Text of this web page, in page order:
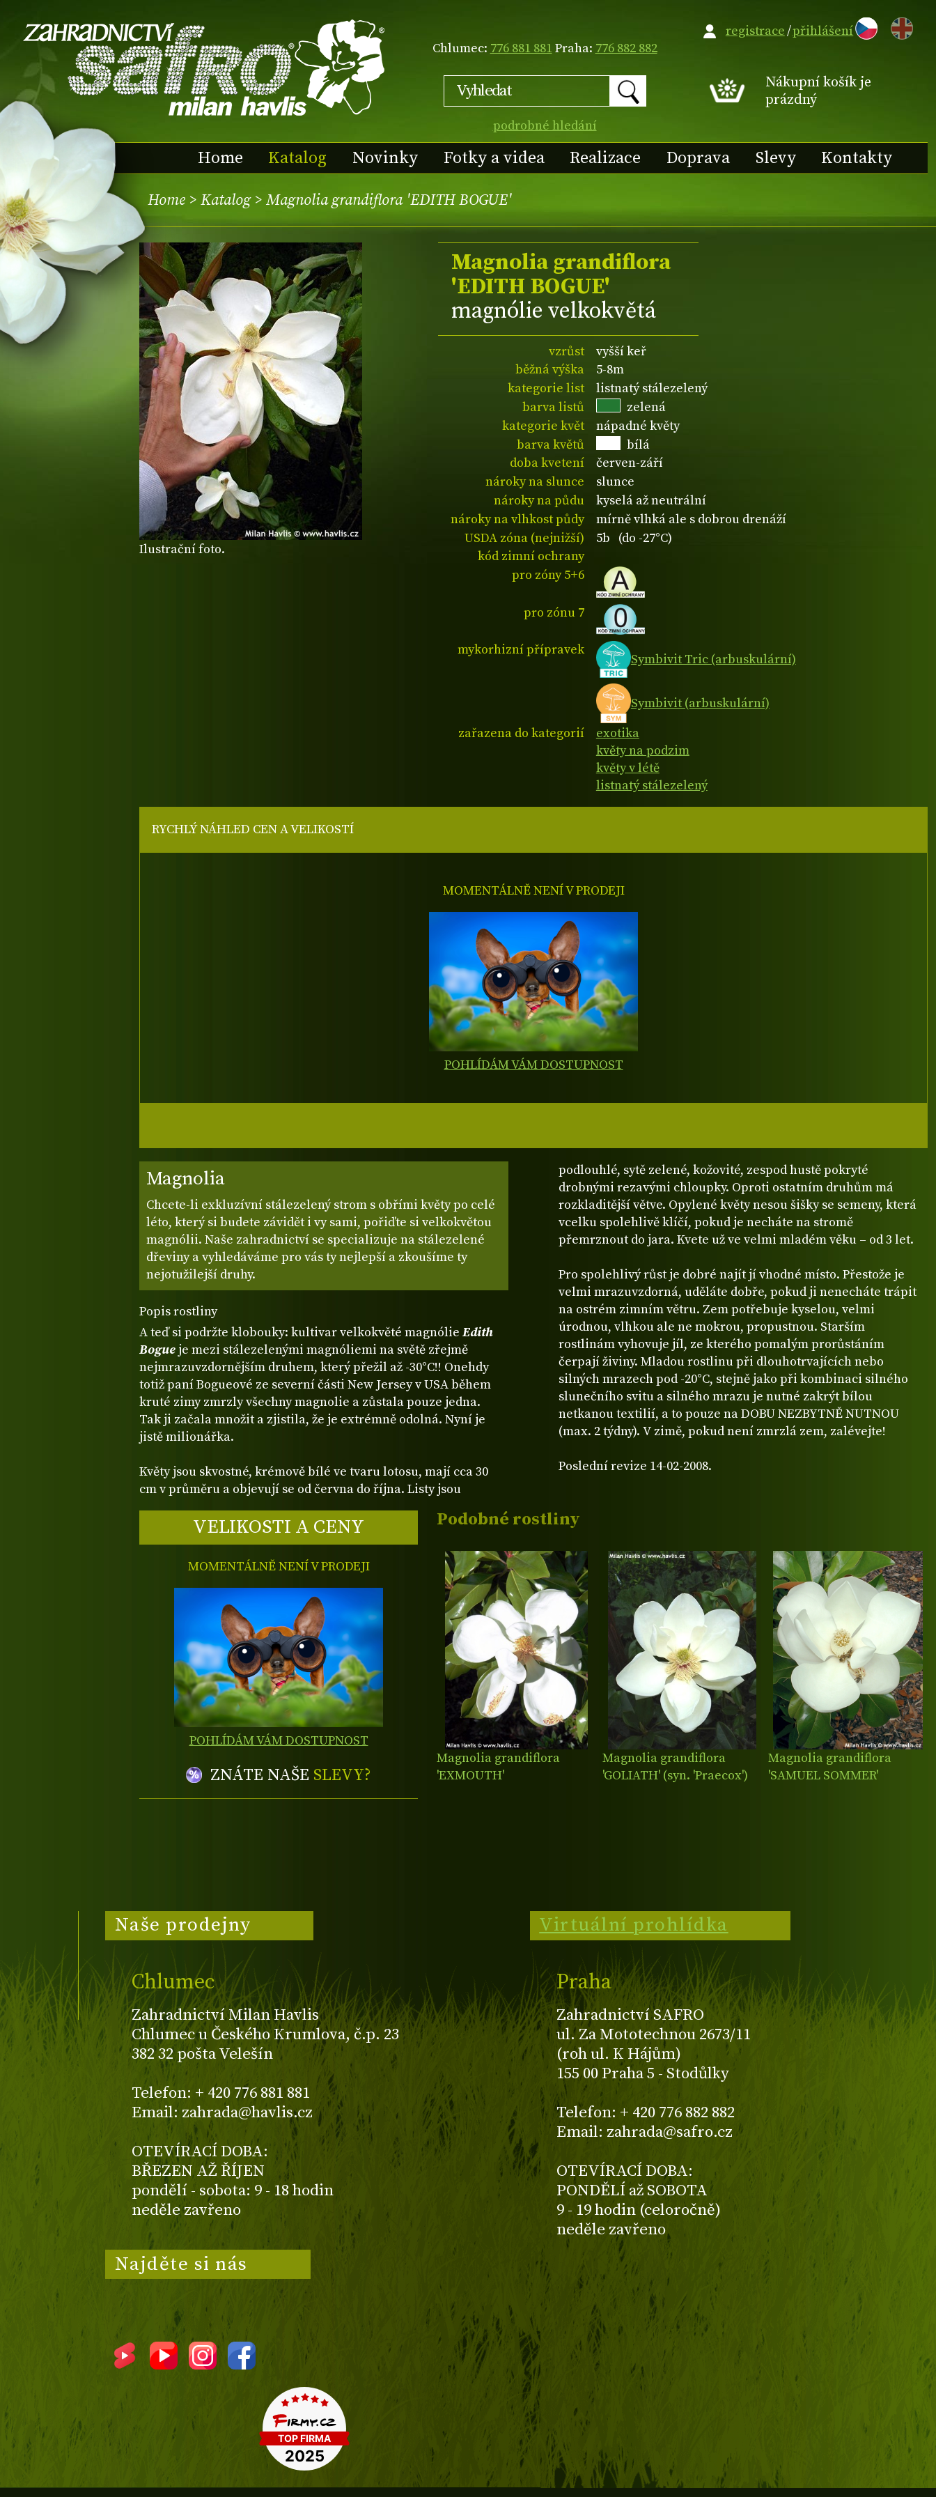
Chlumec: 776 881 881Praha: 776 882 882
podrobné hledání
EN
Nákupní košík je
prázdný
Home Katalog Novinky Fotky a videa Realizace Doprava Slevy Kontakty
registrace/přihlášení
Home > Katalog> Magnolia grandiflora 'EDITH BOGUE'
Ilustrační foto.
Magnolia grandiflora
'EDITH BOGUE'
magnólie velkokvětá
vzrůst
vyšší keř
běžná výška
5-8m
kategorie list
listnatý stálezelený
barva listů
zelená
kategorie květ
nápadné květy
barva květů
bílá
doba kvetení
červen-září
nároky na slunce
slunce
nároky na půdu
kyselá až neutrální
nároky na vlhkost půdy
mírně vlhká ale s dobrou drenáží
USDA zóna (nejnižší)
5b (do -27°C)
kód zimní ochrany
pro zóny 5+6
pro zónu 7
mykorhizní přípravek
Symbivit Tric (arbuskulární)
Symbivit (arbuskulární)
zařazena do kategorií
exotika
květy na podzim
květy v létě
listnatý stálezelený
Magnolia
Chcete-li exkluzívní stálezelený strom s obřími květy po celé
léto, který si budete závidět i vy sami, pořiďte si velkokvětou
magnólii. Naše zahradnictví se specializuje na stálezelené
dřeviny a vyhledáváme pro vás ty nejlepší a zkoušíme ty
nejotužilejší druhy.
Popis rostliny
A teď si podržte klobouky: kultivar velkokvěté magnólie Edith
Bogue je mezi stálezelenými magnóliemi na světě zřejmě
nejmrazuvzdornějším druhem, který přežil až -30°C!! Onehdy
totiž paní Bogueové ze severní části New Jersey v USA během
kruté zimy zmrzly všechny magnolie a zůstala pouze jedna.
Tak ji začala množit a zjistila, že je extrémně odolná. Nyní je
jistě milionářka.
Květy jsou skvostné, krémově bílé ve tvaru lotosu, mají cca 30
cm v průměru a objevují se od června do října. Listy jsou
podlouhlé, sytě zelené, kožovité, zespod hustě pokryté
drobnými rezavými chloupky. Oproti ostatním druhům má
rozkladitější větve. Opylené květy nesou šišky se semeny, která
vcelku spolehlivě klíčí, pokud je necháte na stromě
přemrznout do jara. Kvete už ve velmi mladém věku – od 3 let.
Pro spolehlivý růst je dobré najít jí vhodné místo. Přestože je
velmi mrazuvzdorná, uděláte dobře, pokud ji nenecháte trápit
na ostrém zimním větru. Zem potřebuje kyselou, velmi
úrodnou, vlhkou ale ne mokrou, propustnou. Starším
rostlinám vyhovuje jíl, ze kterého pomalým prorůstáním
čerpají živiny. Mladou rostlinu při dlouhotrvajících nebo
silných mrazech pod -20°C, stejně jako při kombinaci silného
slunečního svitu a silného mrazu je nutné zakrýt bílou
netkanou textilií, a to pouze na DOBU NEZBYTNĚ NUTNOU
(max. 2 týdny). V zimě, pokud není zmrzlá zem, zalévejte!
Poslední revize 14-02-2008.
VELIKOSTI A CENY
MOMENTÁLNĚ NENÍ V PRODEJI
POHLÍDÁM VÁM DOSTUPNOST
ZNÁTE NAŠE SLEVY?
RYCHLÝ NÁHLED CEN A VELIKOSTÍ
MOMENTÁLNĚ NENÍ V PRODEJI
POHLÍDÁM VÁM DOSTUPNOST
Podobné rostliny
Magnolia grandiflora
'EXMOUTH'
Magnolia grandiflora
'GOLIATH' (syn. 'Praecox')
Magnolia grandiflora
'SAMUEL SOMMER'
Naše prodejny
Chlumec
Zahradnictví Milan Havlis
Chlumec u Českého Krumlova, č.p. 23
382 32 pošta Velešín
Telefon: + 420 776 881 881
Email: zahrada@havlis.cz
OTEVÍRACÍ DOBA:
BŘEZEN AŽ ŘÍJEN
pondělí - sobota: 9 - 18 hodin
neděle zavřeno
Virtuální prohlídka
Praha
Zahradnictví SAFRO
ul. Za Mototechnou 2673/11
(roh ul. K Hájům)
155 00 Praha 5 - Stodůlky
Telefon: + 420 776 882 882
Email: zahrada@safro.cz
OTEVÍRACÍ DOBA:
PONDĚLÍ až SOBOTA
9 - 19 hodin (celoročně)
neděle zavřeno
Najděte si nás